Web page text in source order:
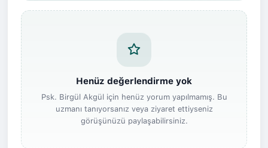
Henüz değerlendirme yok
Psk. Birgül Akgül için henüz yorum yapılmamış. Bu
uzmanı tanıyorsanız veya ziyaret ettiyseniz
görüşünüzü paylaşabilirsiniz.